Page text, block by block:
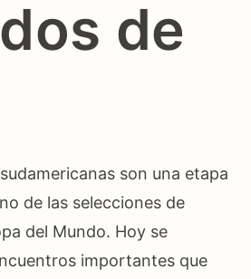
de
son una etapa
de las selecciones de
del Mundo. Hoy se
importantes que